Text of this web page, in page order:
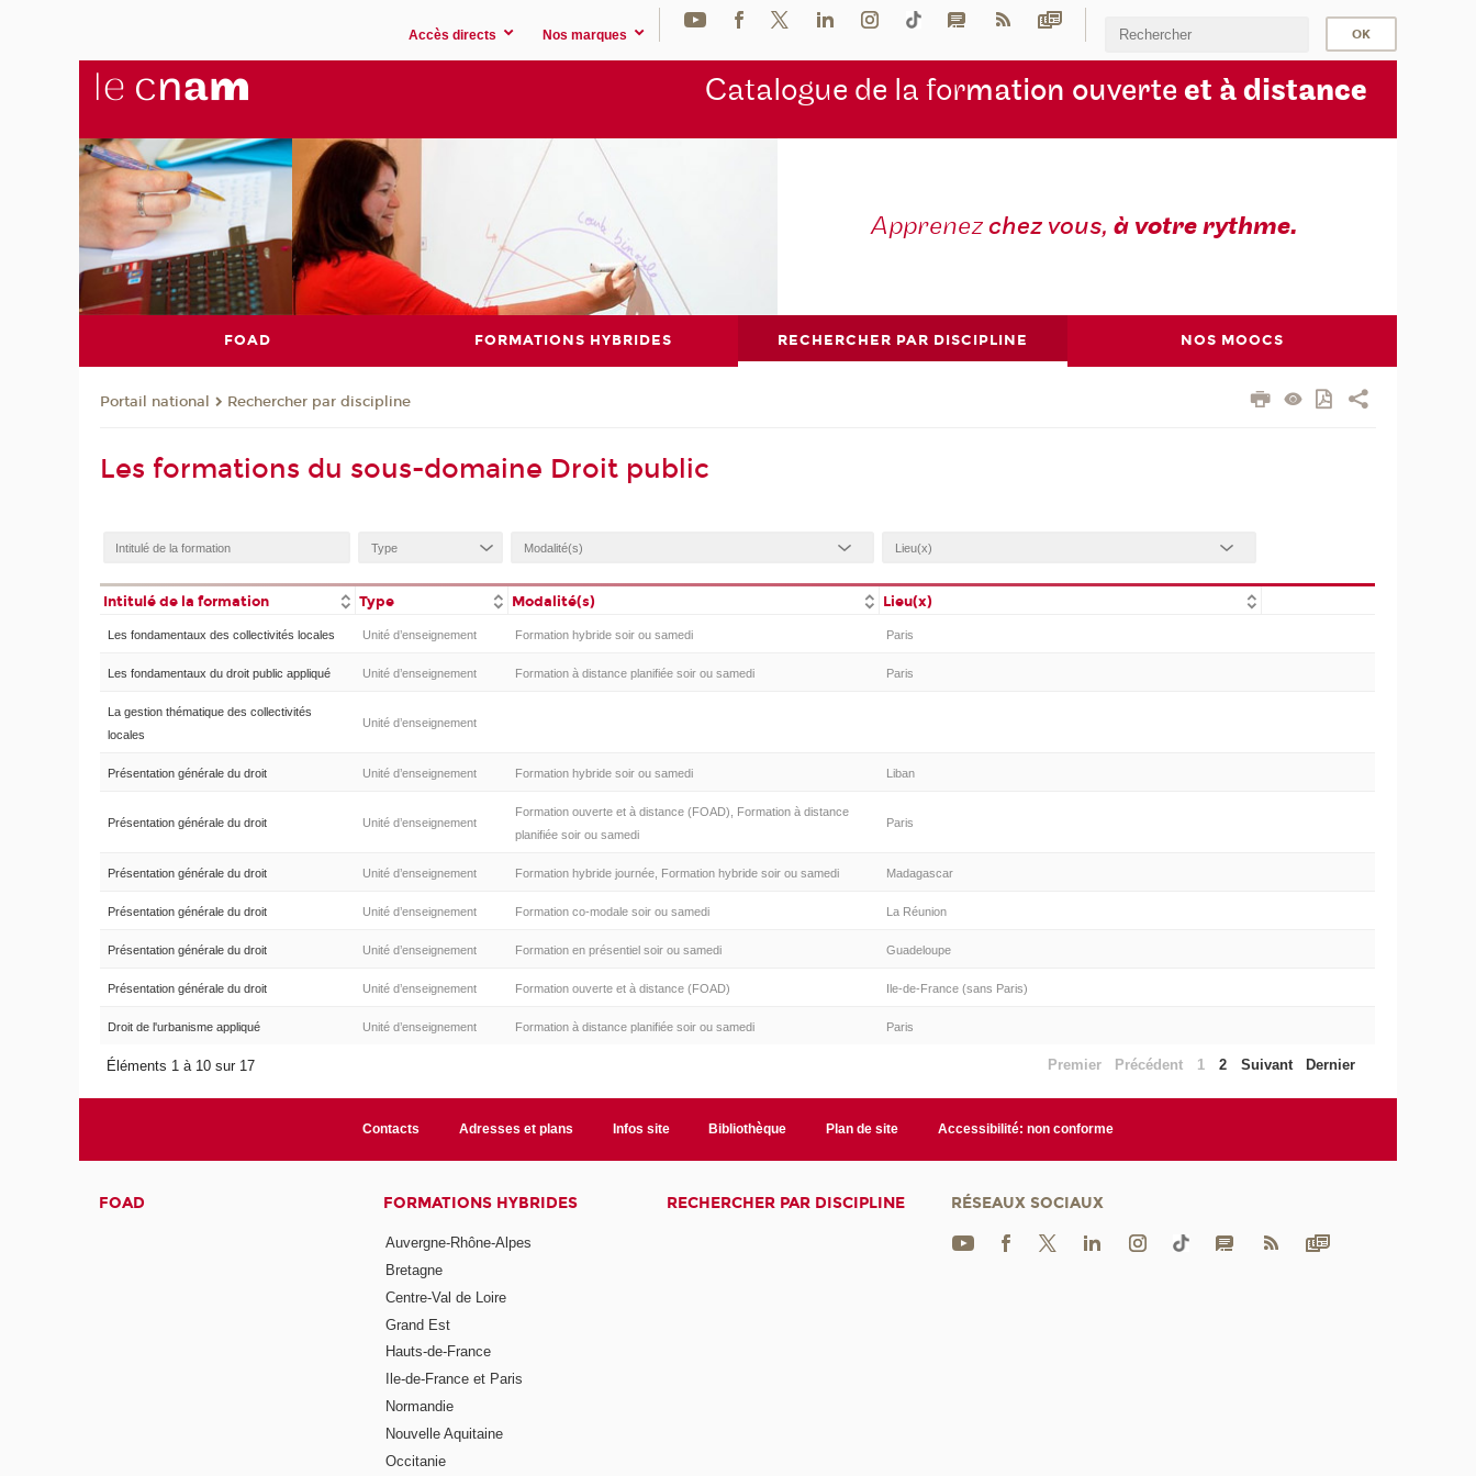
Accès directs Nos marques
Catalogue de la formation ouverte et à distance
Apprenezchez vous, à votre rythme.
FOAD FORMATIONS HYBRIDES RECHERCHER PAR DISCIPLINE NOS MOOCS
Portail national Rechercher par discipline
Les formations du sous-domaine Droit public
Intitulé de la formation Type Modalité(s) Lieu(x)
Les fondamentaux des collectivités locales Unité d’enseignement Formation hybride soir ou samedi Paris
Les fondamentaux du droit public appliqué Unité d’enseignement Formation à distance planifiée soir ou samedi Paris
La gestion thématique des collectivités
locales
Unité d’enseignement
Présentation générale du droit Unité d’enseignement Formation hybride soir ou samedi Liban
Présentation générale du droit Unité d’enseignement
Formation ouverte et à distance (FOAD), Formation à distance
planifiée soir ou samedi
Paris
Présentation générale du droit Unité d’enseignement Formation hybride journée, Formation hybride soir ou samedi Madagascar
Présentation générale du droit Unité d’enseignement Formation co-modale soir ou samedi La Réunion
Présentation générale du droit Unité d’enseignement Formation en présentiel soir ou samedi Guadeloupe
Présentation générale du droit Unité d’enseignement Formation ouverte et à distance (FOAD) Ile-de-France (sans Paris)
Droit de l'urbanisme appliqué Unité d’enseignement Formation à distance planifiée soir ou samedi Paris
Éléments 1 à 10 sur 17 Premier Précédent 1 2 Suivant Dernier
Contacts Adresses et plans Infos site Bibliothèque Plan de site Accessibilité: non conforme
FOAD FORMATIONS HYBRIDES
Auvergne-Rhône-Alpes
Bretagne
Centre-Val de Loire
Grand Est
Hauts-de-France
Ile-de-France et Paris
Normandie
Nouvelle Aquitaine
Occitanie
RECHERCHER PAR DISCIPLINE RÉSEAUX SOCIAUX